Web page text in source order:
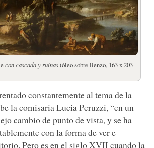
con cascada y ruinas(óleo sobre lienzo, 163 x 203
constantemente al tema de la
la comisaria Lucia Peruzzi, “en un
cambio de punto de vista, y se ha
con la forma de ver e
Pero es en el siglo XVII cuando la